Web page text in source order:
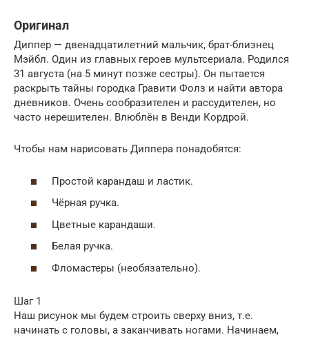
Оригинал
Диппер — двенадцатилетний мальчик, брат-близнец
Мэйбл. Один из главных героев мультсериала. Родился
31 августа (на 5 минут позже сестры). Он пытается
раскрыть тайны городка Гравити Фолз и найти автора
дневников. Очень сообразителен и рассудителен, но
часто нерешителен. Влюблён в Венди Кордрой.
Чтобы нам нарисовать Диппера понадобятся:
Простой карандаш и ластик.
Чёрная ручка.
Цветные карандаши.
Белая ручка.
Фломастеры (необязательно).
Шаг 1
Наш рисунок мы будем строить сверху вниз, т.е.
начинать с головы, а заканчивать ногами. Начинаем,